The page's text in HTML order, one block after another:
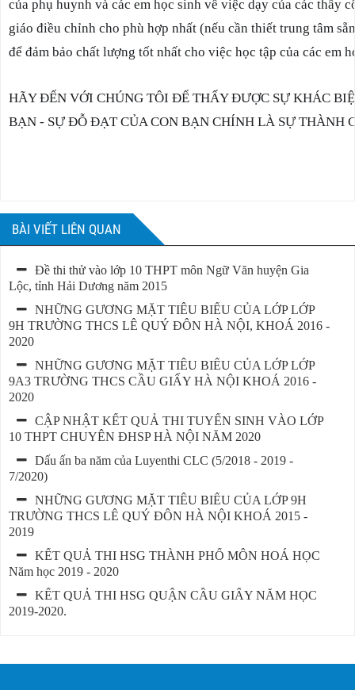
của phụ huynh và các em học sinh về việc dạy của các thầy
giáo điều chỉnh cho phù hợp nhất (nếu cần thiết trung tâm
để đảm bảo chất lượng tốt nhất cho việc học tập của các em
HÃY ĐẾN VỚI CHÚNG TÔI ĐỂ THẤY ĐƯỢC SỰ KHÁC
BẠN - SỰ ĐỖ ĐẠT CỦA CON BẠN CHÍNH LÀ SỰ THÀNH
BÀI VIẾT LIÊN QUAN
Đề thi thử vào lớp 10 THPT môn Ngữ Văn huyện Gia
Lộc, tỉnh Hải Dương năm 2015
NHỮNG GƯƠNG MẶT TIÊU BIỂU CỦA LỚP LỚP
9H TRƯỜNG THCS LÊ QUÝ ĐÔN HÀ NỘI, KHOÁ 2016 -
2020
NHỮNG GƯƠNG MẶT TIÊU BIỂU CỦA LỚP LỚP
9A3 TRƯỜNG THCS CẦU GIẤY HÀ NỘI KHOÁ 2016 -
2020
CẬP NHẬT KẾT QUẢ THI TUYỂN SINH VÀO LỚP
10 THPT CHUYÊN ĐHSP HÀ NỘI NĂM 2020
Dấu ấn ba năm của Luyenthi CLC (5/2018 - 2019 -
7/2020)
NHỮNG GƯƠNG MẶT TIÊU BIỂU CỦA LỚP 9H
TRƯỜNG THCS LÊ QUÝ ĐÔN HÀ NỘI KHOÁ 2015 -
2019
KẾT QUẢ THI HSG THÀNH PHỐ MÔN HOÁ HỌC
Năm học 2019 - 2020
KẾT QUẢ THI HSG QUẬN CẦU GIẤY NĂM HỌC
2019-2020.